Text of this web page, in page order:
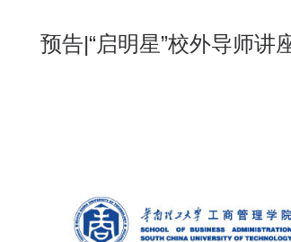
预告|“启明星”校外导师